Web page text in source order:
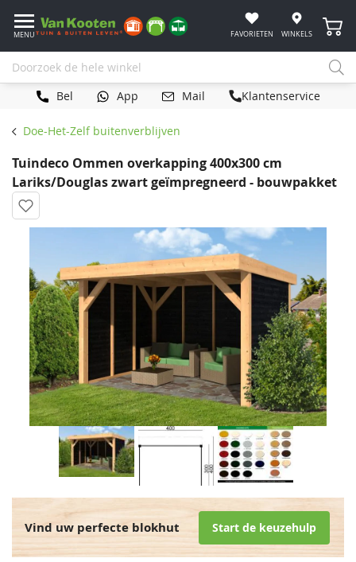
MENU FAVORIETEN WINKELS
Bel App Mail Klantenservice
Doe-Het-Zelf buitenverblijven
Tuindeco Ommen overkapping 400x300 cm
Lariks/Douglas zwart geïmpregneerd - bouwpakket
Vind uw perfecte blokhut Start de keuzehulp